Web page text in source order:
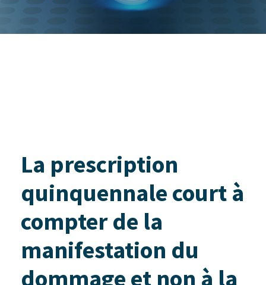
La prescription
quinquennale court à
compter de la
manifestation du
dommage et non à la